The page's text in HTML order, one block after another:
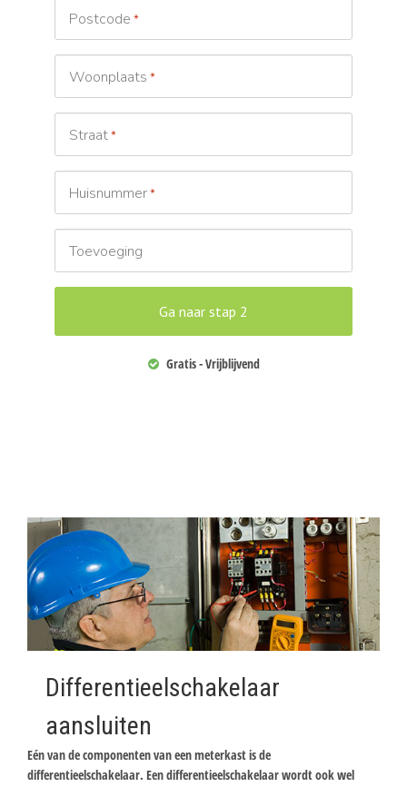
Postcode *
Woonplaats *
Straat*
Huisnummer*
Toevoeging
Gratis - Vrijblijvend
Differentieelschakelaar
aansluiten
Eén van de componenten van een meterkast is de
differentieelschakelaar. Een differentieelschakelaar wordt ook wel